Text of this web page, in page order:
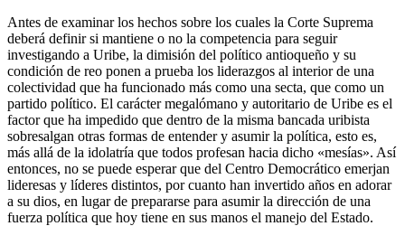
Antes de examinar los hechos sobre los cuales la Corte Suprema
deberá definir si mantiene o no la competencia para seguir
investigando a Uribe, la dimisión del político antioqueño y su
condición de reo ponen a prueba los liderazgos al interior de una
colectividad que ha funcionado más como una secta, que como un
partido político. El carácter megalómano y autoritario de Uribe es el
factor que ha impedido que dentro de la misma bancada uribista
sobresalgan otras formas de entender y asumir la política, esto es,
más allá de la idolatría que todos profesan hacia dicho «mesías». Así
entonces, no se puede esperar que del Centro Democrático emerjan
lideresas y líderes distintos, por cuanto han invertido años en adorar
a su dios, en lugar de prepararse para asumir la dirección de una
fuerza política que hoy tiene en sus manos el manejo del Estado.